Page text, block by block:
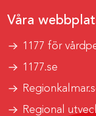
Våra
1177 för
1177.se
Regional